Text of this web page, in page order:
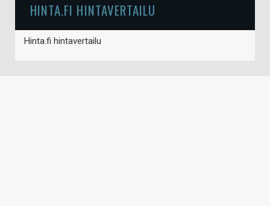
HINTA.FI HINTAVERTAILU
Hinta.fi hintavertailu